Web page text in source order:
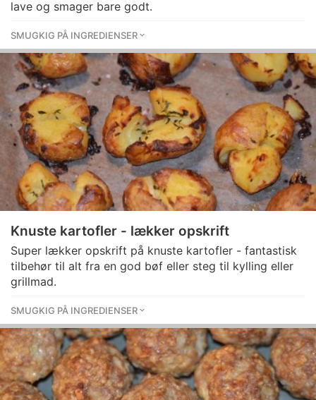
lave og smager bare godt.
SMUGKIG PÅ INGREDIENSER
Knuste kartofler - lækker opskrift
Super lækker opskrift på knuste kartofler - fantastisk
tilbehør til alt fra en god bøf eller steg til kylling eller
grillmad.
SMUGKIG PÅ INGREDIENSER